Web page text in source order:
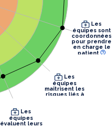
équipes sont
coordonnées
pour prendre
en charge le
patient
équipes
maîtrisent les
risques liés à
équipes
évaluent leurs